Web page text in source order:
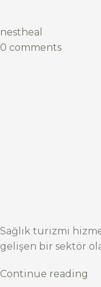
nestheal
0 comments
Sağlık turizmi
gelişen bir sektör
Continue reading